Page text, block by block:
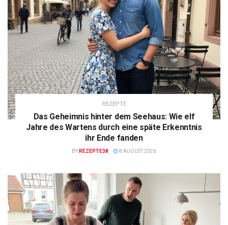
REZEPTE
Das Geheimnis hinter dem Seehaus: Wie elf
Jahre des Wartens durch eine späte Erkenntnis
ihr Ende fanden
BY REZEPTE38 8 AUGUST 2026